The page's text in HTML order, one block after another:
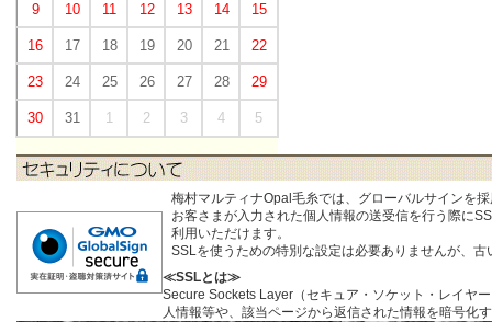
9 10 11 12 13 14 15
16 17 18 19 20 21 22
23 24 25 26 27 28 29
30 31 1 2 3 4 5
梅村マルティナOpal毛糸では、グローバルサインを
お客さまが入力された個人情報の送受信を行う際に
利用いただけます。
SSLを使うための特別な設定は必要ありませんが、
≪SSLとは≫
Secure Sockets Layer（セキュア・ソケット・レイヤ
人情報等や、該当ページから返信された情報を暗号化